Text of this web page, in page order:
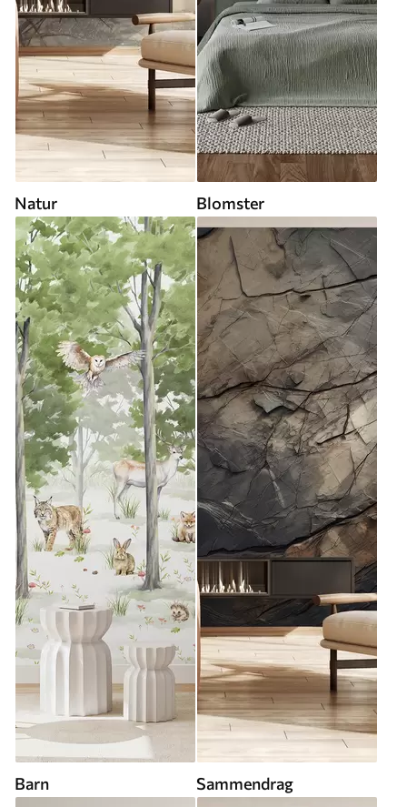
Natur Blomster
Barn Sammendrag